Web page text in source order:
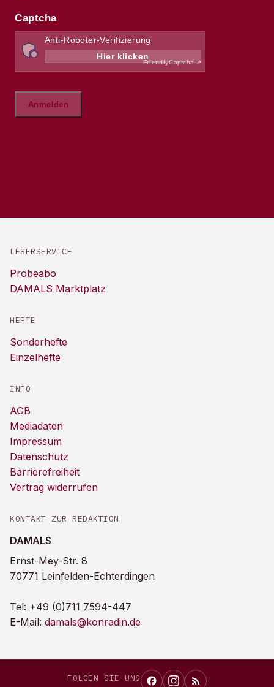
LESERSERVICE
Probeabo
DAMALS Marktplatz
HEFTE
Sonderhefte
Einzelhefte
INFO
AGB
Mediadaten
Impressum
Datenschutz
Barrierefreiheit
Vertrag widerrufen
KONTAKT ZUR REDAKTION
DAMALS
Ernst-Mey-Str. 8
70771 Leinfelden-Echterdingen
Tel: +49 (0)711 7594-447
E-Mail: damals@konradin.de
FOLGEN SIE UNS